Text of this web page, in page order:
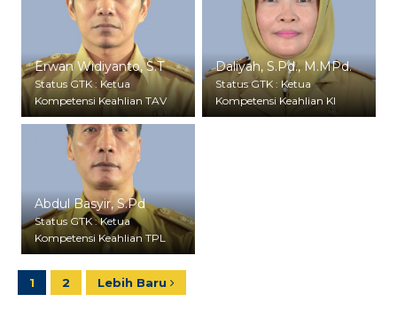
Erwan Widiyanto, S.T
Status GTK : Ketua
Kompetensi Keahlian TAV
Daliyah, S.Pd., M.MPd.
Status GTK : Ketua
Kompetensi Keahlian KI
Abdul Basyir, S.Pd
Status GTK : Ketua
Kompetensi Keahlian TPL
1 2 Lebih Baru